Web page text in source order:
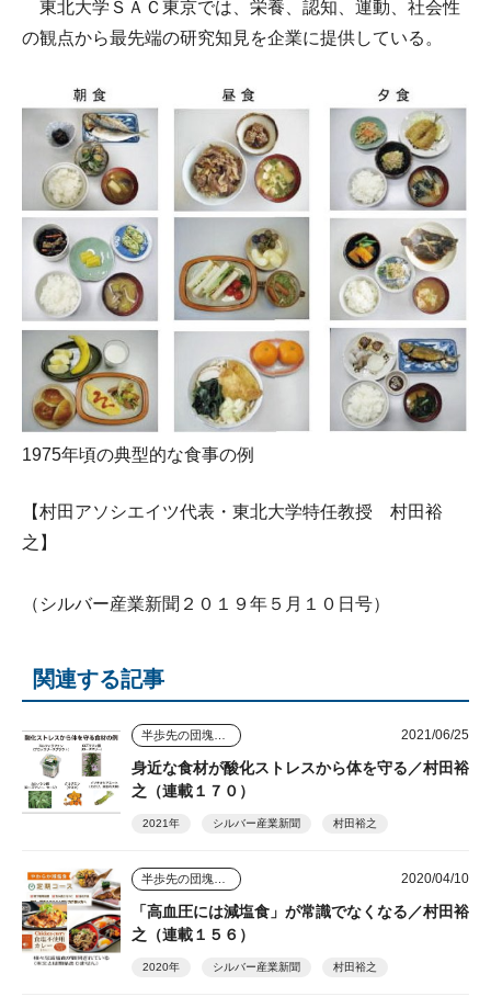
東北大学ＳＡＣ東京では、栄養、認知、運動、社会性
の観点から最先端の研究知見を企業に提供している。
1975年頃の典型的な食事の例
【村田アソシエイツ代表・東北大学特任教授 村田裕
之】
（シルバー産業新聞２０１９年５月１０日号）
関連する記事
2021/06/25
身近な食材が酸化ストレスから体を守る／村田裕
之（連載１７０）
2021年 シルバー産業新聞 村田裕之
2020/04/10
「高血圧には減塩食」が常識でなくなる／村田裕
之（連載１５６）
2020年 シルバー産業新聞 村田裕之